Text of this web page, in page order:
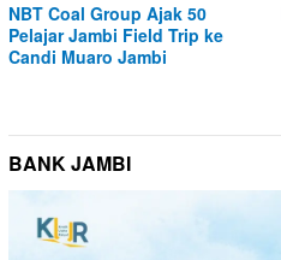
NBT Coal Group Ajak 50
Pelajar Jambi Field Trip ke
Candi Muaro Jambi
BANK JAMBI